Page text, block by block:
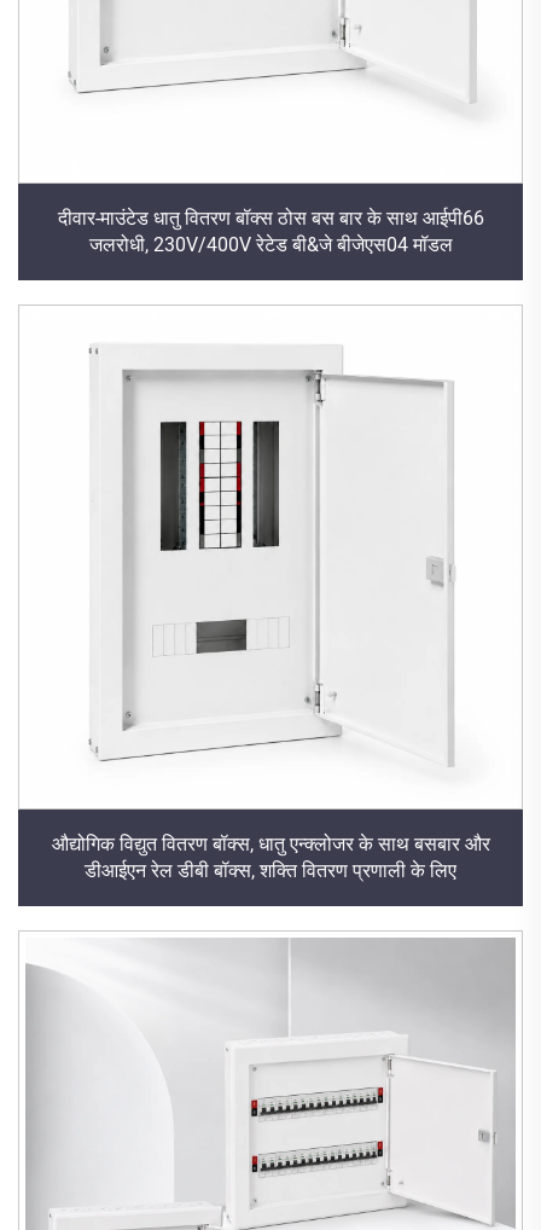
दीवार-माउंटेड धातु वितरण बॉक्स ठोस बस बार के साथ आईपी66
जलरोधी, 230V/400V रेटेड बी&जे बीजेएस04 मॉडल
औद्योगिक विद्युत वितरण बॉक्स, धातु एन्क्लोजर के साथ बसबार और
डीआईएन रेल डीबी बॉक्स, शक्ति वितरण प्रणाली के लिए